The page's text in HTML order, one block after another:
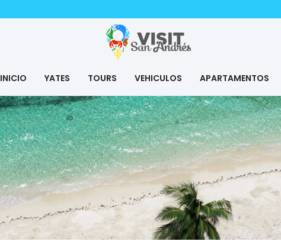
INICIO YATES TOURS VEHICULOS APARTAMENTOS